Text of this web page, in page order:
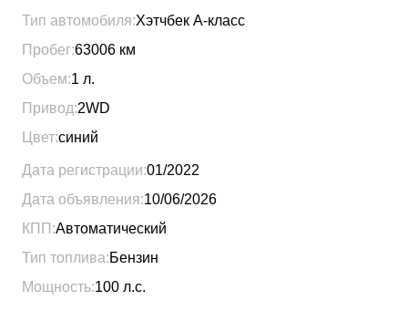
Тип автомобиля:Хэтчбек A-класс
Пробег:63006 км
Объем:1 л.
Привод:2WD
Цвет:синий
Дата регистрации:01/2022
Дата объявления:10/06/2026
КПП:Автоматический
Тип топлива:Бензин
Мощность:100 л.с.